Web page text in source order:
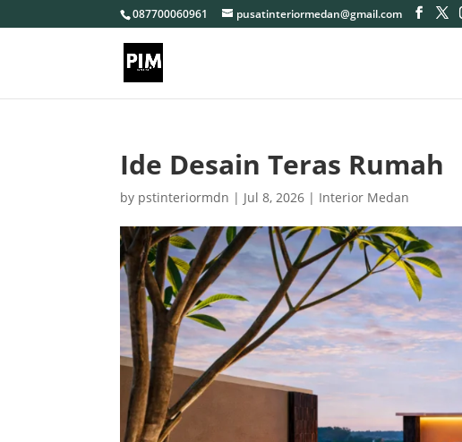
087700060961 pusatinteriormedan@gmail.com
Ide Desain Teras Rumah
by pstinteriormdn | Jul 8, 2026 | Interior Medan